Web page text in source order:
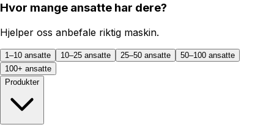
Hvor mange ansatte har dere?
Hjelper oss anbefale riktig maskin.
1–10 ansatte 10–25 ansatte 25–50 ansatte
50–100 ansatte
100+ ansatte
Produkter